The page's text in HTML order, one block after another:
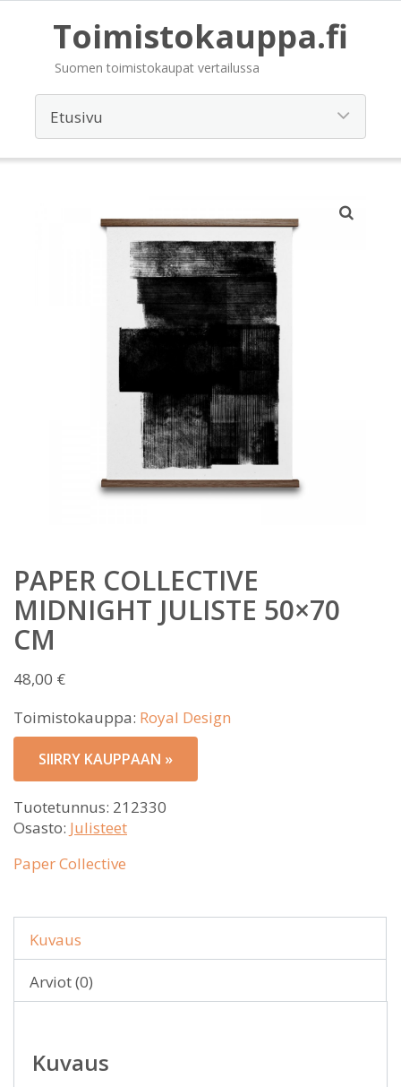
Toimistokauppa.fi
Suomen toimistokaupat vertailussa
PAPER COLLECTIVE
MIDNIGHT JULISTE 50×70
CM
48,00 €
Toimistokauppa: Royal Design
SIIRRY KAUPPAAN »
Tuotetunnus: 212330
Osasto: Julisteet
Paper Collective
Kuvaus
Arviot (0)
Kuvaus